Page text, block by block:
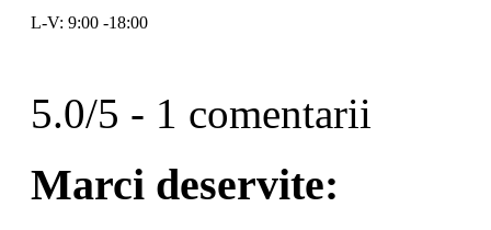
L-V: 9:00 -18:00
5.0/5 - 1 comentarii
Marci deservite: